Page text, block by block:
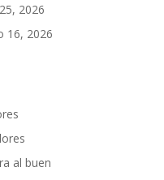
2026
16, 2026
al buen